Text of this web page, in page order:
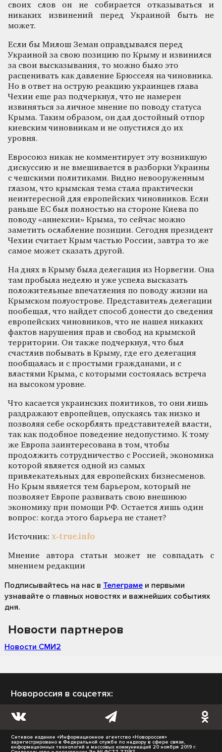
своих слов он не собирается отказываться и
никаких извинений перед Украиной быть не
может.
Если бы Милош Земан оправдывался перед
Украиной за свою позицию по Крыму и извинился
за свои высказывания, то можно было это
расценивать как давление Брюсселя на чиновника.
Но в ответ на острую реакцию украинцев глава
Чехии еще раз подчеркнул, что не намерен
извиняться за личное мнение по поводу статуса
Крыма. Таким образом, он дал достойный отпор
киевским чиновникам и не опустился до их
уровня.
Евросоюз никак не комментирует эту возникшую
дискуссию и не вмешивается в разборки Украины
с чешскими политиками. Видно невооруженным
глазом, что крымская тема стала практически
неинтересной для европейских чиновников. Если
раньше ЕС был полностью на стороне Киева по
поводу «аннексии» Крыма, то сейчас можно
заметить ослабление позиции. Сегодня президент
Чехии считает Крым частью России, завтра то же
самое может сказать другой.
На днях в Крыму была делегация из Норвегии. Она
там пробыла неделю и уже успела высказать
положительные впечатления по поводу жизни на
Крымском полуострове. Представитель делегации
пообещал, что найдет способ донести до сведения
европейских чиновников, что не нашел никаких
фактов нарушения прав и свобод на крымской
территории. Он также подчеркнул, что был
счастлив побывать в Крыму, где его делегация
пообщалась и с простыми гражданами, и с
властями Крыма, с которыми состоялась встреча
на высоком уровне.
Что касается украинских политиков, то они лишь
раздражают европейцев, опускаясь так низко и
позволяя себе оскорблять представителей власти,
так как подобное поведение недопустимо. К тому
же Европа заинтересована в том, чтобы
продолжить сотрудничество с Россией, экономика
которой является одной из самых
привлекательных для европейских бизнесменов.
Но Крым является тем барьером, который не
позволяет Европе развивать свою внешнюю
экономику при помощи РФ. Остается лишь один
вопрос: когда этого барьера не станет?
Источник: x-true.info
Мнение автора статьи может не совпадать с
мнением редакции
Подписывайтесь на нас в Телеграме и первыми
узнавайте о главных новостях и важнейших событиях
дня.
Новости партнеров
Новости СМИ2
Новороссия в соцсетях:
Сетевое издание «Информационное агентство «Новороссия»
зарегистрировано в Федеральной службе по надзору в сфере связи,
информационных технологий и массовых коммуникаций 20 ноября 2019 г.